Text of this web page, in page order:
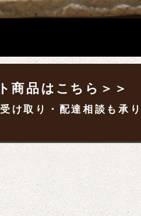
商品はこちら＞＞
け取り・配達相談も承